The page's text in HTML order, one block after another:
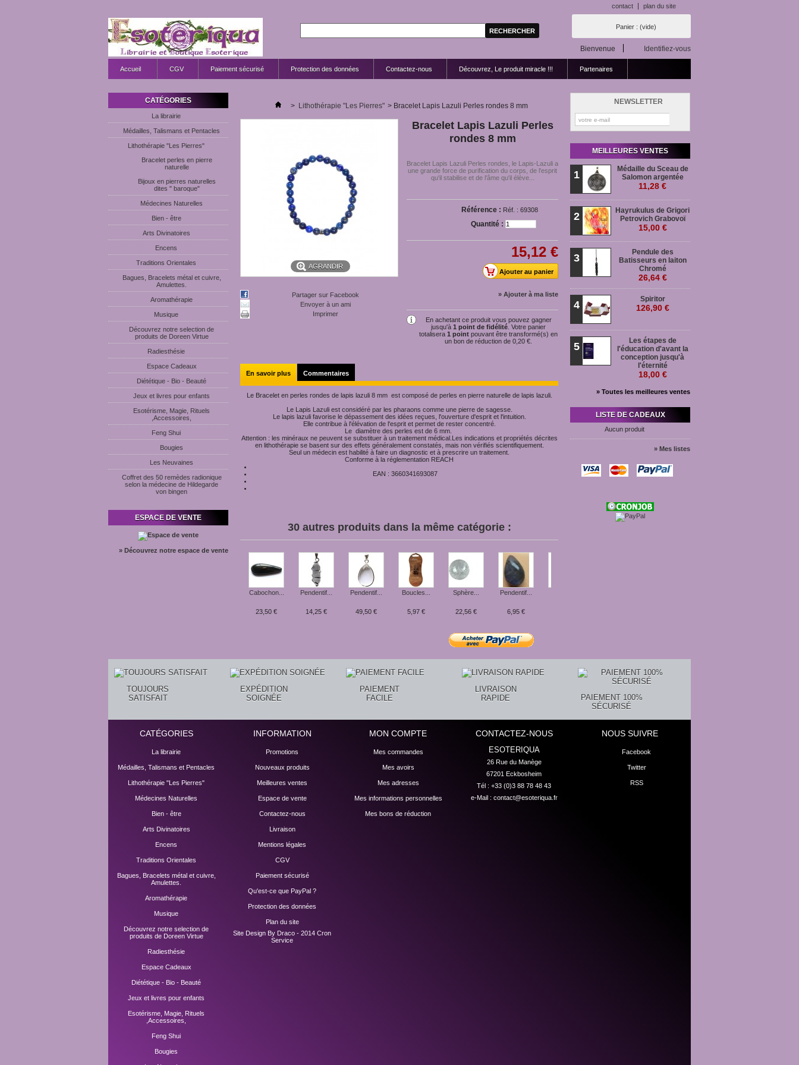
contact plan du site
Panier : (vide)
Bienvenue Identifiez-vous
Accueil CGV Paiement sécurisé Protection des données Contactez-nous Découvrez, Le produit miracle !!! Partenaires
CATÉGORIES
La librairie
Médailles, Talismans et Pentacles
Lithothérapie "Les Pierres"
Bracelet perles en pierre
naturelle
Bijoux en pierres naturelles
dites " baroque"
Médecines Naturelles
Bien - être
Arts Divinatoires
Encens
Traditions Orientales
Bagues, Bracelets métal et cuivre,
Amulettes.
Aromathérapie
Musique
Découvrez notre selection de
produits de Doreen Virtue
Radiesthésie
Espace Cadeaux
Diététique - Bio - Beauté
Jeux et livres pour enfants
Esotérisme, Magie, Rituels
,Accessoires,
Feng Shui
Bougies
Les Neuvaines
Coffret des 50 remèdes radionique
selon la médecine de Hildegarde
von bingen
ESPACE DE VENTE
» Découvrez notre espace de vente
> Lithothérapie "Les Pierres" > Bracelet Lapis Lazuli Perles rondes 8 mm
AGRANDIR
Partager sur Facebook
Envoyer à un ami
Imprimer
Bracelet Lapis Lazuli Perles
rondes 8 mm
Bracelet Lapis Lazuli Perles rondes, le Lapis-Lazuli a
une grande force de purification du corps, de l'esprit
qu'il stabilise et de l'âme qu'il élève...
Référence : Réf. : 69308
Quantité :
15,12 €
» Ajouter à ma liste
En achetant ce produit vous pouvez gagner
jusqu'à 1 point de fidélité . Votre panier
totalisera 1 point pouvant être transformé(s) en
un bon de réduction de 0,20 €
En savoir plus Commentaires
Le Bracelet en perles rondes de lapis lazuli 8 mm est composé de perles en pierre naturelle de lapis lazuli.
Le Lapis Lazuli est considéré par les pharaons comme une pierre de sagesse.
Le lapis lazuli favorise le dépassement des idées reçues, l'ouverture d'esprit et l'intuition.
Elle contribue à l'élévation de l'esprit et permet de rester concentré.
Le diamètre des perles est de 6 mm.
Attention : les minéraux ne peuvent se substituer à un traitement médical.Les indications et propriétés décrites
en lithothérapie se basent sur des effets généralement constatés, mais non vérifiés scientifiquement.
Seul un médecin est habilité à faire un diagnostic et à prescrire un traitement.
Conforme à la réglementation REACH
EAN : 3660341693087
30 autres produits dans la même catégorie :
Cabochon...
23,50 €
Pendentif...
14,25 €
Pendentif...
49,50 €
Boucles...
5,97 €
Sphère...
22,56 €
Pendentif...
6,95 €
NEWSLETTER
MEILLEURES VENTES
1
Médaille du Sceau de
Salomon argentée
11,28 €
2
Hayrukulus de Grigori
Petrovich Grabovoï
15,00 €
3
Pendule des
Batisseurs en laiton
Chromé
26,64 €
4 Spiritor
126,90 €
5
Les étapes de
l'éducation d'avant la
conception jusqu'à
l'éternité
18,00 €
» Toutes les meilleures ventes
LISTE DE CADEAUX
Aucun produit
» Mes listes
TOUJOURS
SATISFAIT
EXPÉDITION
SOIGNÉE
PAIEMENT
FACILE
LIVRAISON
RAPIDE
PAIEMENT 100%
SÉCURISÉ
CATÉGORIES
La librairie
Médailles, Talismans et Pentacles
Lithothérapie "Les Pierres"
Médecines Naturelles
Bien - être
Arts Divinatoires
Encens
Traditions Orientales
Bagues, Bracelets métal et cuivre,
Amulettes.
Aromathérapie
Musique
Découvrez notre selection de
produits de Doreen Virtue
Radiesthésie
Espace Cadeaux
Diététique - Bio - Beauté
Jeux et livres pour enfants
Esotérisme, Magie, Rituels
,Accessoires,
Feng Shui
Bougies
INFORMATION
Promotions
Nouveaux produits
Meilleures ventes
Espace de vente
Contactez-nous
Livraison
Mentions légales
CGV
Paiement sécurisé
Qu'est-ce que PayPal ?
Protection des données
Plan du site
Site Design By Draco - 2014 Cron
Service
MON COMPTE
Mes commandes
Mes avoirs
Mes adresses
Mes informations personnelles
Mes bons de réduction
CONTACTEZ-NOUS
ESOTERIQUA
26 Rue du Manège
67201 Eckbosheim
Tél : +33 (0)3 88 78 48 43
e-Mail : contact@esoteriqua.fr
NOUS SUIVRE
Facebook
Twitter
RSS